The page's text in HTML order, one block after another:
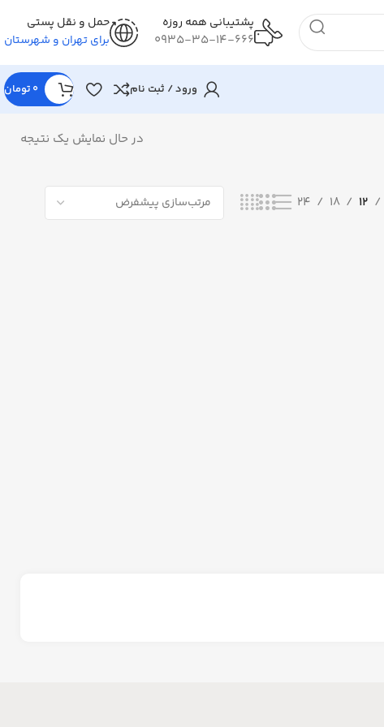
پشتیبانی همه روزه
0935-35-14-666
حمل و نقل پستی
برای تهران و شهرستان
ورود / ثبت نام 0 تومان
در حال نمایش یک نتیجه
12
18
24